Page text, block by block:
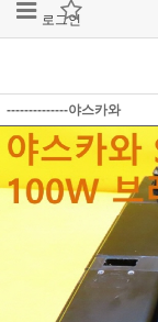
로그인
--------------야스카와